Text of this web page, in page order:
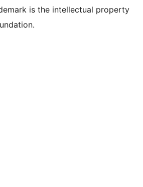
is the intellectual property